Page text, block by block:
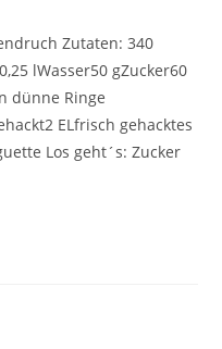
Zutaten: 340
lWasser50 gZucker60
dünne Ringe
ELfrisch gehacktes
Los geht´s: Zucker